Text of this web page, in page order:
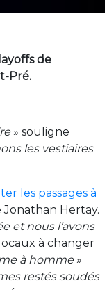
de
Pré.
» souligne
les vestiaires
les passages à
Jonathan Hertay.
et nous l’avons
à changer
à homme»
restés soudés